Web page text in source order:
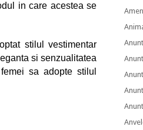
in care acestea se
stilul vestimentar
si senzualitatea
sa adopte stilul